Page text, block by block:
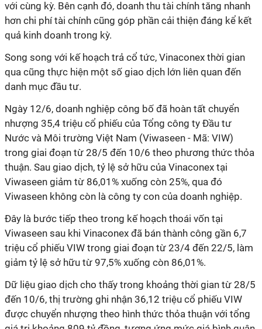
với cùng kỳ. Bên cạnh đó, doanh thu tài chính tăng nhanh
hơn chi phí tài chính cũng góp phần cải thiện đáng kể kết
quả kinh doanh trong kỳ.
Song song với kế hoạch trả cổ tức, Vinaconex thời gian
qua cũng thực hiện một số giao dịch lớn liên quan đến
danh mục đầu tư.
Ngày 12/6, doanh nghiệp công bố đã hoàn tất chuyển
nhượng 35,4 triệu cổ phiếu của Tổng công ty Đầu tư
Nước và Môi trường Việt Nam (Viwaseen - Mã: VIW)
trong giai đoạn từ 28/5 đến 10/6 theo phương thức thỏa
thuận. Sau giao dịch, tỷ lệ sở hữu của Vinaconex tại
Viwaseen giảm từ 86,01% xuống còn 25%, qua đó
Viwaseen không còn là công ty con của doanh nghiệp.
Đây là bước tiếp theo trong kế hoạch thoái vốn tại
Viwaseen sau khi Vinaconex đã bán thành công gần 6,7
triệu cổ phiếu VIW trong giai đoạn từ 23/4 đến 22/5, làm
giảm tỷ lệ sở hữu từ 97,5% xuống còn 86,01%.
Dữ liệu giao dịch cho thấy trong khoảng thời gian từ 28/5
đến 10/6, thị trường ghi nhận 36,12 triệu cổ phiếu VIW
được chuyển nhượng theo hình thức thỏa thuận với tổng